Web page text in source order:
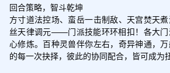
回合策略，智斗乾坤
方寸道法控场、蛮岳一击制敌、天宫焚天
丝天律调元——门派技能环环相扣！各大
心修炼。百种灵兽伴你左右，奇异神通，
的每一次抉择，彼此的协同配合，皆可成为